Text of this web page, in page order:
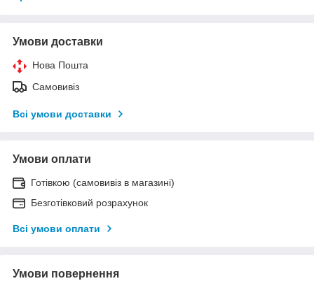
Умови доставки
Нова Пошта
Самовивіз
Всі умови доставки
Умови оплати
Готівкою (самовивіз в магазині)
Безготівковий розрахунок
Всі умови оплати
Умови повернення